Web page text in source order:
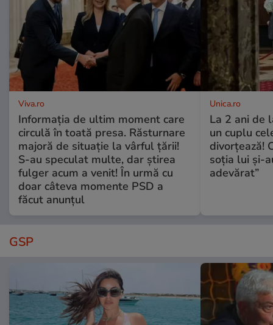
Viva.ro
Informația de ultim moment care
circulă în toată presa. Răsturnare
majoră de situație la vârful țării!
S-au speculat multe, dar știrea
fulger acum a venit! În urmă cu
doar câteva momente PSD a
făcut anunțul
Unica.ro
La 2 ani de
un cuplu
divorțează!
soția lui și-
adevărat”
GSP